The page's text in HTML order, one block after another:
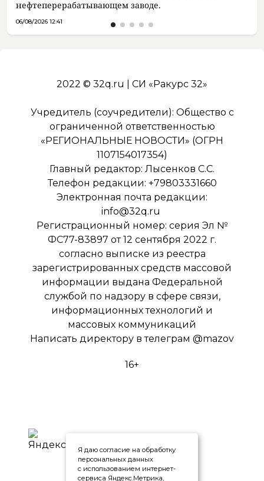
нефтеперерабатывающем заводе.
06/08/2026 12:41
2022 © 32q.ru | СИ «Ракурс 32»
Учредитель (соучредители): Общество с
ограниченной ответственностью
«РЕГИОНАЛЬНЫЕ НОВОСТИ» (ОГРН
1107154017354)
Главный редактор: Лысенков С.С.
Телефон редакции: +79803331660
Электронная почта редакции:
info@32q.ru
Регистрационный номер: серия Эл №
ФС77-83897 от 12 сентября 2022 г.
согласно выписке из реестра
зарегистрированных средств массовой
информации выдана Федеральной
службой по надзору в сфере связи,
информационных технологий и
массовых коммуникаций
Написать директору в телеграм @mazov
16+
Я даю согласие на обработку
персональных данных
с использованием интернет-
сервиса Яндекс.Метрика,